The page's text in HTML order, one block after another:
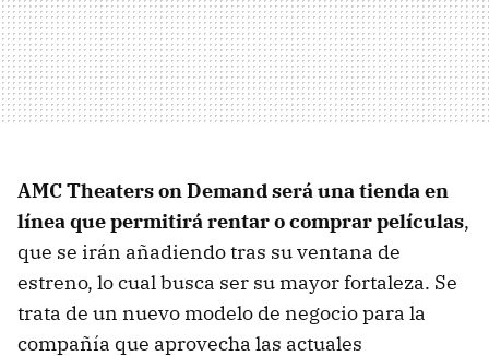
AMC Theaters on Demand será una tienda en
línea que permitirá rentar o comprar películas,
que se irán añadiendo tras su ventana de
estreno, lo cual busca ser su mayor fortaleza. Se
trata de un nuevo modelo de negocio para la
compañía que aprovecha las actuales